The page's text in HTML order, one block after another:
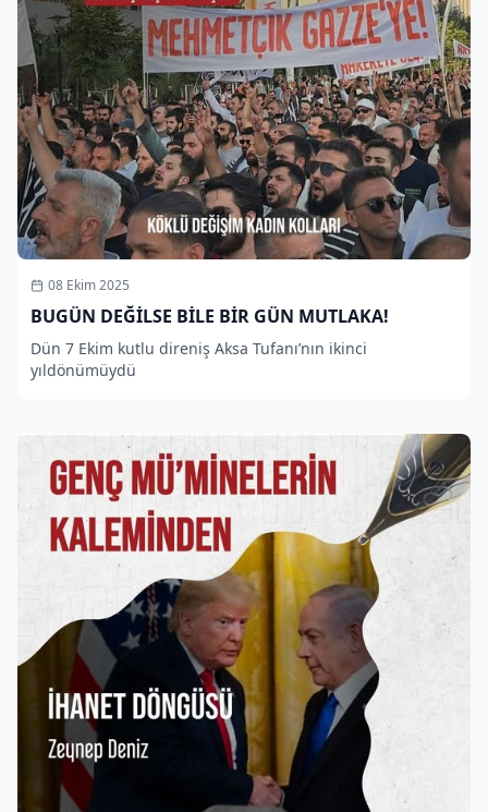
08 Ekim 2025
BUGÜN DEĞİLSE BİLE BİR GÜN MUTLAKA!
Dün 7 Ekim kutlu direniş Aksa Tufanı’nın ikinci
yıldönümüydü